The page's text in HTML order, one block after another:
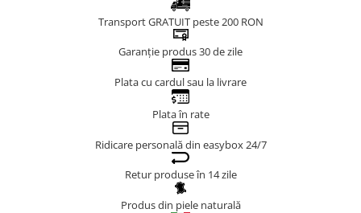
Transport GRATUIT peste 200 RON
Garanție produs 30 de zile
Plata cu cardul sau la livrare
Plata în rate
Ridicare personală din easybox 24/7
Retur produse în 14 zile
Produs din piele naturală